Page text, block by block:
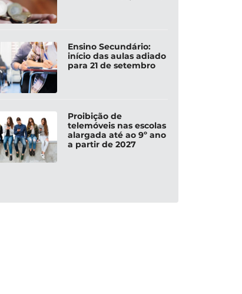
Ensino Secundário:
início das aulas adiado
para 21 de setembro
Proibição de
telemóveis nas escolas
alargada até ao 9º ano
a partir de 2027